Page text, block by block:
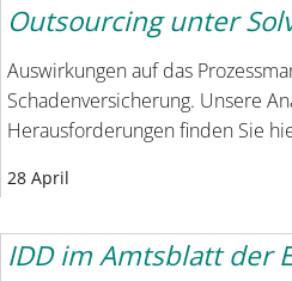
Outsourcing unter
Auswirkungen auf das
Schadenversicherung. Unsere
Herausforderungen finden Sie
28 April
IDD im Amtsblatt der